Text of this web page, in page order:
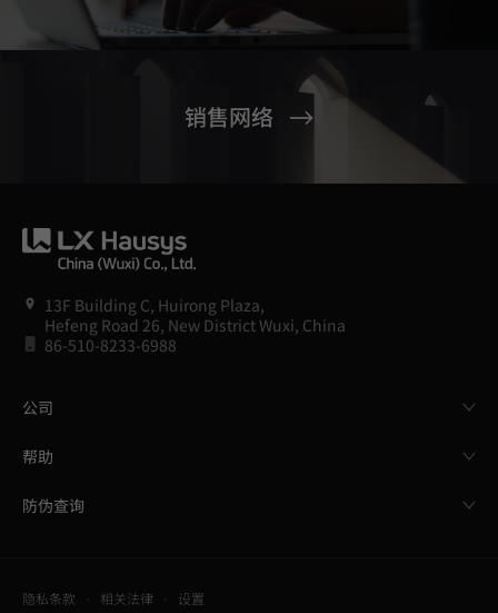
销售网络
13F Building C, Huirong Plaza,
Hefeng Road 26, New District Wuxi, China
86-510-8233-6988
公司
帮助
防伪查询
隐私条款 相关法律 设置